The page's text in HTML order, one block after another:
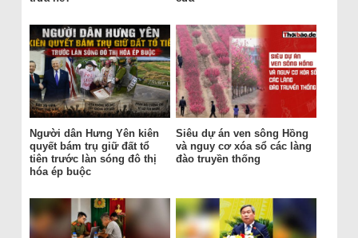
Người dân Hưng Yên kiên
quyết bám trụ giữ đất tổ
tiên trước làn sóng đô thị
hóa ép buộc
Siêu dự án ven sông Hồng
và nguy cơ xóa sổ các làng
đào truyền thống